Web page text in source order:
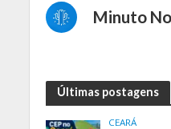
Minuto
Últimas postagens
CEARÁ